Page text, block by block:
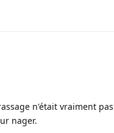
n'était vraiment
nager.